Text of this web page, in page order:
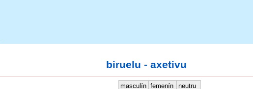
biruelu - axetivu
masculín femenín
neutru